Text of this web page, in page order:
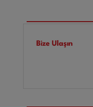
Bize Ulaşın